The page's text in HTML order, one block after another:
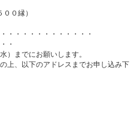
０縁）
・・・・・・・・・・・・
・
）までにお願いします。
上、 以下のアドレスまでお申し込み下